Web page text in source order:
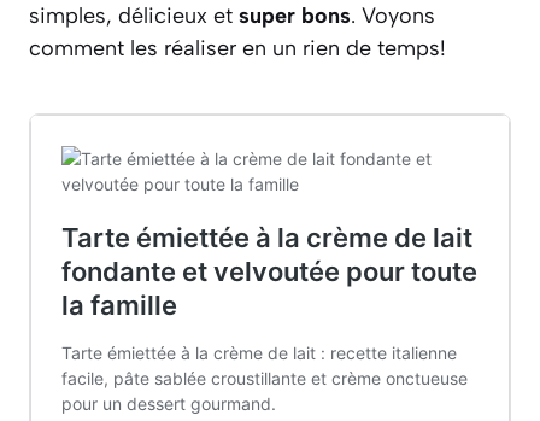
simples, délicieux et super bons. Voyons
comment les réaliser en un rien de temps!